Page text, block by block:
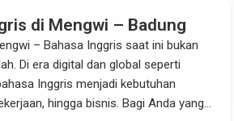
di Mengwi – Badung
– Bahasa Inggris saat ini bukan
Di era digital dan global seperti
Inggris menjadi kebutuhan
hingga bisnis. Bagi Anda yang